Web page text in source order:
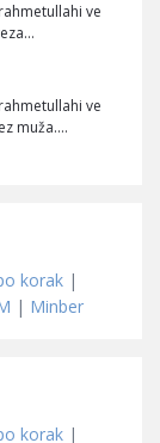
ve
ve
muža.…
korak |
| Minber
korak |